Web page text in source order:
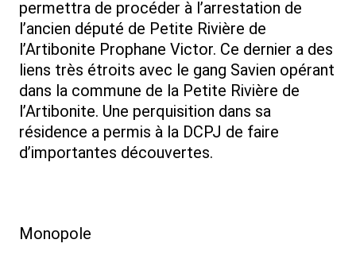
permettra de procéder à l’arrestation de
l’ancien député de Petite Rivière de
l’Artibonite Prophane Victor. Ce dernier a des
liens très étroits avec le gang Savien opérant
dans la commune de la Petite Rivière de
l’Artibonite. Une perquisition dans sa
résidence a permis à la DCPJ de faire
d’importantes découvertes.
Monopole